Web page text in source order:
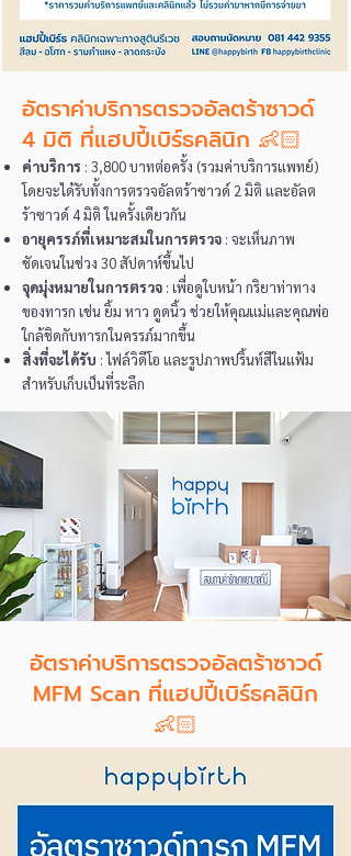
อัตราค่าบริการตรวจอัลตร้าซาวด์
4 มิติ ที่แฮปปี้เบิร์ธคลินิก 👶🏻
ค่าบริการ : 3,800 บาทต่อครั้ง (รวมค่าบริการแพทย์)
โดยจะได้รับทั้งการตรวจอัลตร้าซาวด์ 2 มิติ และอัลต
ร้าซาวด์ 4 มิติ ในครั้งเดียวกัน
อายุครรภ์ที่เหมาะสมในการตรวจ : จะเห็นภาพ
ชัดเจนในช่วง 30 สัปดาห์ขึ้นไป
จุดมุ่งหมายในการตรวจ : เพื่อดูใบหน้า กริยาท่าทาง
ของทารก เช่น ยิ้ม หาว ดูดนิ้ว ช่วยให้คุณแม่และคุณพ่อ
ใกล้ชิดกับทารกในครรภ์มากขึ้น
สิ่งที่จะได้รับ : ไฟล์วิดีโอ และรูปภาพปริ้นท์สีในแฟ้ม
สำหรับเก็บเป็นที่ระลึก
อัตราค่าบริการตรวจอัลตร้าซาวด์
MFM Scan ที่แฮปปี้เบิร์ธคลินิก
👶🏻